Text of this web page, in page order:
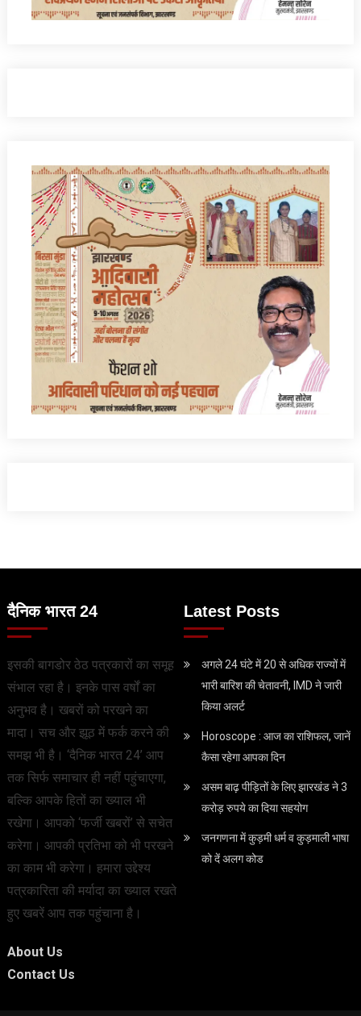
दैनिक भारत 24
इसकी बागडोर ठेठ पत्रकारों का समूह
संभाल रहा है। इनके पास वर्षों का
अनुभव है। खबरों को परखने का
मादा। सच और झूठ में फर्क करने की
समझ भी है। ‘दैनिक भारत 24’ आप
तक सिर्फ समाचार ही नहीं पहुंचाएगा,
बल्कि आपके हितों का ख्याल भी
रखेगा। आपको ‘फर्जी खबरों’ से सचेत
करेगा। आपकी प्रतिभा को भी परखने
का काम भी करेगा। हमारा उद्देश्य
पत्रकारिता की मर्यादा का ख्याल रखते
हुए खबरें आप तक पहुंचाना है।
About Us
Contact Us
Latest Posts
अगले 24 घंटे में 20 से अधिक राज्यों में
भारी बारिश की चेतावनी, IMD ने जारी
किया अलर्ट
Horoscope : आज का राशिफल, जानें
कैसा रहेगा आपका दिन
असम बाढ़ पीड़ितों के लिए झारखंड ने 3
करोड़ रुपये का दिया सहयोग
जनगणना में कुड़मी धर्म व कुड़माली भाषा
को दें अलग कोड